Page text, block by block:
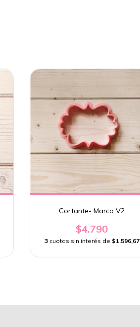
Cortante- Marco V2
$4.790
3 cuotas sin interés de $1.596,67